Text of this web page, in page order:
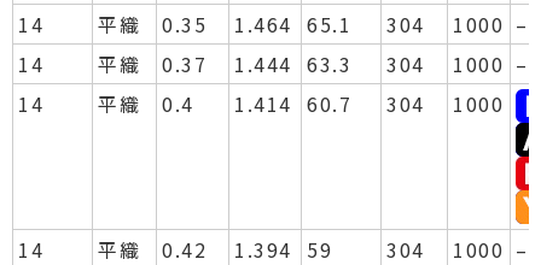
14 平織 0.35 1.464 65.1 304 1000 –
14
平織 0.37 1.444 63.3 304 1000 –
14
平織 0.4 1.414 60.7 304 1000
14 平織 0.42 1.394 59 304 1000 –